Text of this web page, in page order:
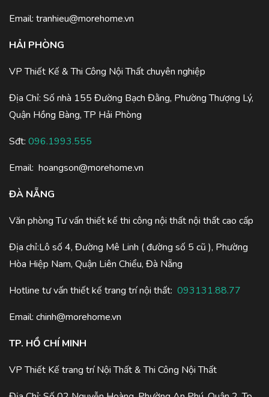
Email: tranhieu@morehome.vn
HẢI PHÒNG
VP Thiết Kế & Thi Công Nội Thất chuyên nghiệp
Địa Chỉ: Số nhà 155 Đường Bạch Đằng, Phường Thượng Lý,
Quận Hồng Bàng, TP Hải Phòng
Sđt: 096.1993.555
Email: hoangson@morehome.vn
ĐÀ NẴNG
Văn phòng Tư vấn thiết kế thi công nội thất nội thất cao cấp
Địa chỉ:Lô số 4, Đường Mê Linh ( đường số 5 cũ ), Phường
Hòa Hiệp Nam, Quận Liên Chiểu, Đà Nẵng
Hotline tư vấn thiết kế trang trí nội thất: 093131.88.77
Email: chinh@morehome.vn
TP. HỒ CHÍ MINH
VP Thiết Kế trang trí Nội Thất & Thi Công Nội Thất